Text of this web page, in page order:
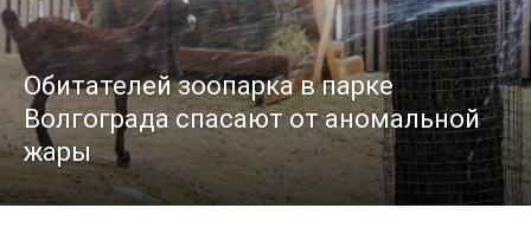
Обитателей зоопарка в парке
Волгограда спасают от аномальной
жары